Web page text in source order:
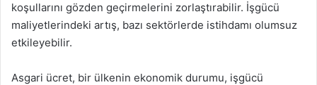
koşullarını gözden geçirmelerini zorlaştırabilir. İşgücü
maliyetlerindeki artış, bazı sektörlerde istihdamı olumsuz
etkileyebilir.
Asgari ücret, bir ülkenin ekonomik durumu, işgücü